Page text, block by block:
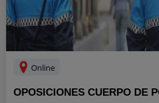
Online
OPOSICIONES CUERPO DE